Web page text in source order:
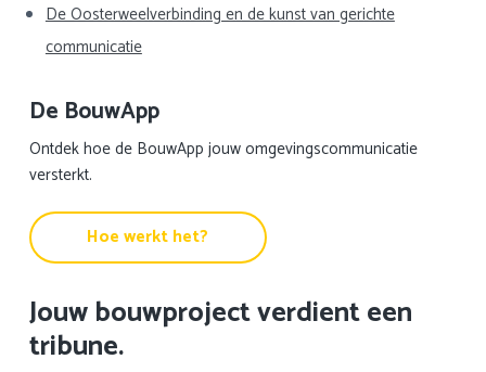
De Oosterweelverbinding en de kunst van gerichte
communicatie
De BouwApp
Ontdek hoe de BouwApp jouw omgevingscommunicatie
versterkt.
Hoe werkt het?
Jouw bouwproject verdient een
tribune.